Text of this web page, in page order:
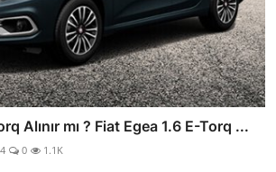
Alınır mı ? Fiat Egea 1.6 E-Torq ...
0 1.1K